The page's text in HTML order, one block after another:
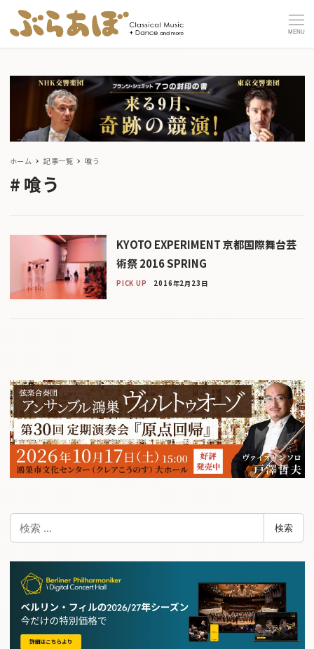
MENU
ホーム 記事一覧 喰う
喰う
KYOTO EXPERIMENT 京都国際舞台芸
術祭 2016 SPRING
PICK UP 2016年2月23日
検
索
検索